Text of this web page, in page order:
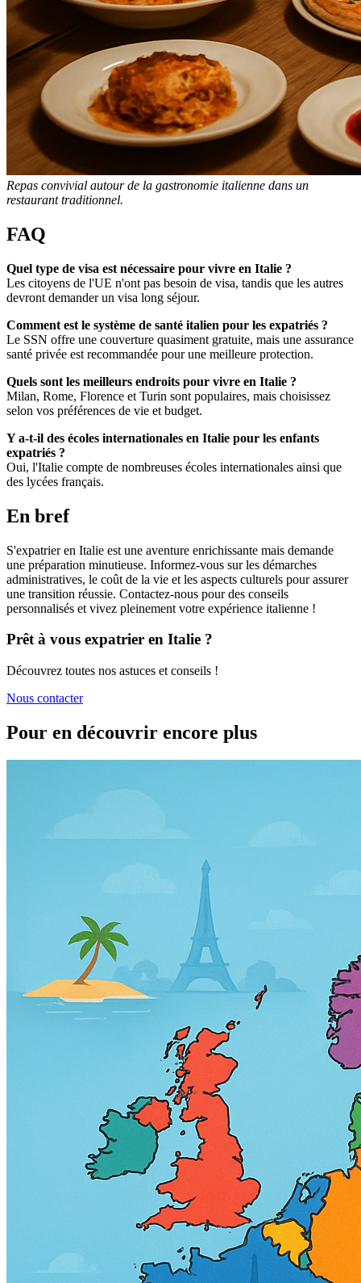
Repas convivial autour de la gastronomie italienne dans un
restaurant traditionnel.
FAQ
Quel type de visa est nécessaire pour vivre en Italie ?
Les citoyens de l'UE n'ont pas besoin de visa, tandis que les autres
devront demander un visa long séjour.
Comment est le système de santé italien pour les expatriés ?
Le SSN offre une couverture quasiment gratuite, mais une assurance
santé privée est recommandée pour une meilleure protection.
Quels sont les meilleurs endroits pour vivre en Italie ?
Milan, Rome, Florence et Turin sont populaires, mais choisissez
selon vos préférences de vie et budget.
Y a-t-il des écoles internationales en Italie pour les enfants
expatriés ?
Oui, l'Italie compte de nombreuses écoles internationales ainsi que
des lycées français.
En bref
S'expatrier en Italie est une aventure enrichissante mais demande
une préparation minutieuse. Informez-vous sur les démarches
administratives, le coût de la vie et les aspects culturels pour assurer
une transition réussie. Contactez-nous pour des conseils
personnalisés et vivez pleinement votre expérience italienne !
Prêt à vous expatrier en Italie ?
Découvrez toutes nos astuces et conseils !
Nous contacter
Pour en découvrir encore plus